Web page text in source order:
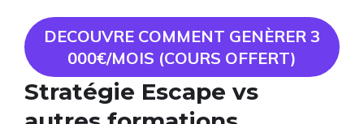
DECOUVRE COMMENT GENÈRER 3
000€/MOIS (COURS OFFERT)
Stratégie Escape vs